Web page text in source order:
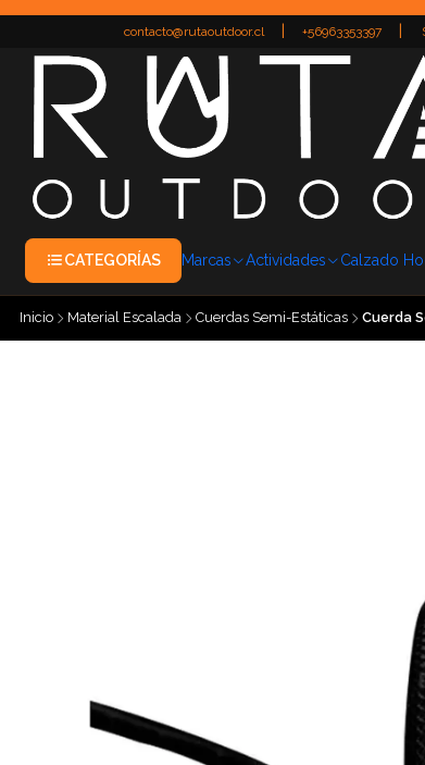
contacto@rutaoutdoor.cl
+56963353397
CATEGORÍAS Marcas Actividades Calzado
Inicio Material Escalada Cuerdas Semi-Estáticas Cuerda